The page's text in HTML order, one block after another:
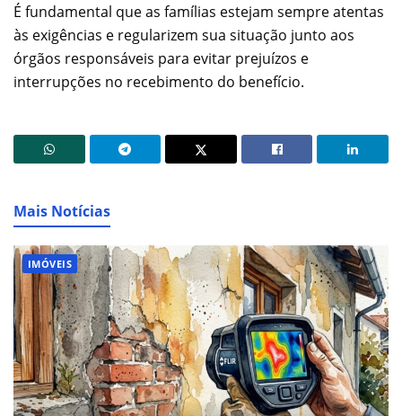
É fundamental que as famílias estejam sempre atentas
às exigências e regularizem sua situação junto aos
órgãos responsáveis para evitar prejuízos e
interrupções no recebimento do benefício.
Mais Notícias
IMÓVEIS